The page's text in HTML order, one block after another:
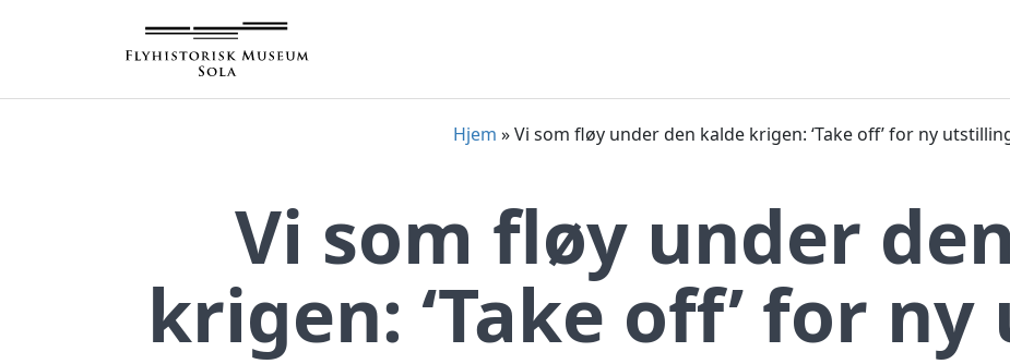
Hjem »Vi som fløy under den kalde krigen: ‘Take off’ for ny
Vi som fløy under
krigen: ‘Take off’ for